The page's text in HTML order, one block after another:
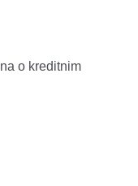
o kreditnim